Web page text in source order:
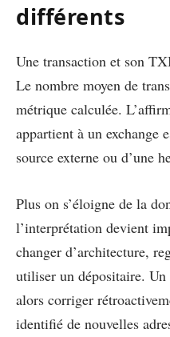
différents
Une transaction et son
Le nombre moyen de
métrique calculée.
appartient à un exchange
source externe ou d’une
Plus on s’éloigne de la
l’interprétation devient
changer d’architecture,
utiliser un dépositaire. Un
alors corriger
identifié de nouvelles